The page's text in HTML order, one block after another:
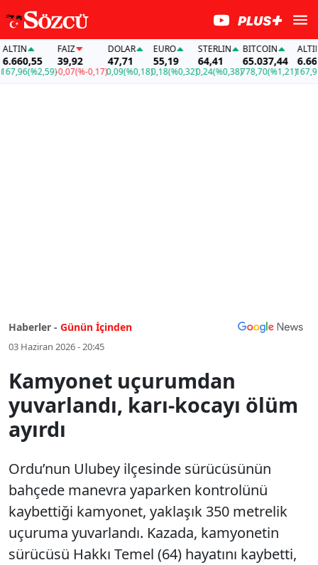
(%2,59)
FAİZ
39,92
-0,07(%-0,17)
DOLAR
47,71
0,09(%0,18)
EURO
55,19
0,18(%0,32)
STERLIN
64,41
0,24(%0,38)
BITCOIN
65.037,44
778,70(%1,21)
ALTIN
167,96
Haberler - Günün İçinden
03 Haziran 2026 - 20:45
Kamyonet uçurumdan
yuvarlandı, karı-kocayı ölüm
ayırdı
Ordu’nun Ulubey ilçesinde sürücüsünün
bahçede manevra yaparken kontrolünü
kaybettiği kamyonet, yaklaşık 350 metrelik
uçuruma yuvarlandı. Kazada, kamyonetin
sürücüsü Hakkı Temel (64) hayatını kaybetti,